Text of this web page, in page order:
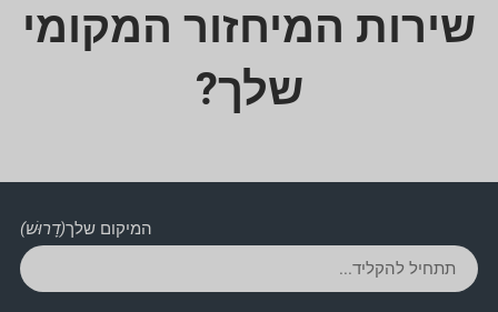
שירות המיחזור המקומי
שלך?
המיקום שלך(דָרוּשׁ)